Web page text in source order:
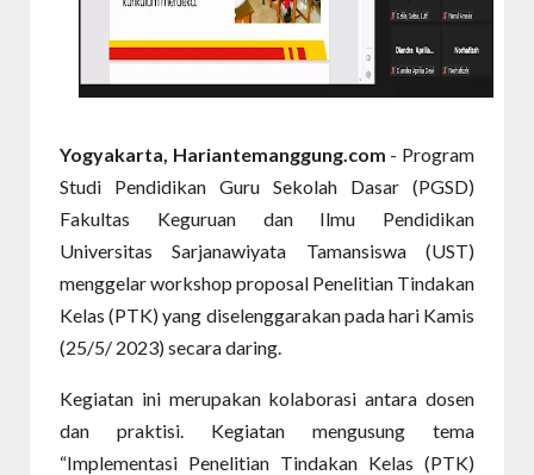
Yogyakarta, Hariantemanggung.com - Program
Studi Pendidikan Guru Sekolah Dasar (PGSD)
Fakultas Keguruan dan Ilmu Pendidikan
Universitas Sarjanawiyata Tamansiswa (UST)
menggelar workshop proposal Penelitian Tindakan
Kelas (PTK) yang diselenggarakan pada hari Kamis
(25/5/ 2023) secara daring.
Kegiatan ini merupakan kolaborasi antara dosen
dan praktisi. Kegiatan mengusung tema
“Implementasi Penelitian Tindakan Kelas (PTK)